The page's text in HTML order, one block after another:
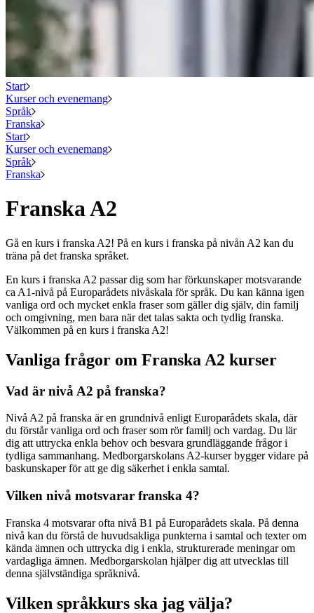
Start
Kurser och evenemang
Språk
Franska
Start
Kurser och evenemang
Språk
Franska
Franska A2
Gå en kurs i franska A2! På en kurs i franska på nivån A2 kan du
träna på det franska språket.
En kurs i franska A2 passar dig som har förkunskaper motsvarande
ca A1-nivå på Europarådets nivåskala för språk. Du kan känna igen
vanliga ord och mycket enkla fraser som gäller dig själv, din familj
och omgivning, men bara när det talas sakta och tydlig franska.
Välkommen på en kurs i franska A2!
Vanliga frågor om Franska A2 kurser
Vad är nivå A2 på franska?
Nivå A2 på franska är en grundnivå enligt Europarådets skala, där
du förstår vanliga ord och fraser som rör familj och vardag. Du lär
dig att uttrycka enkla behov och besvara grundläggande frågor i
tydliga sammanhang. Medborgarskolans A2-kurser bygger vidare på
baskunskaper för att ge dig säkerhet i enkla samtal.
Vilken nivå motsvarar franska 4?
Franska 4 motsvarar ofta nivå B1 på Europarådets skala. På denna
nivå kan du förstå de huvudsakliga punkterna i samtal och texter om
kända ämnen och uttrycka dig i enkla, strukturerade meningar om
vardagliga ämnen. Medborgarskolan hjälper dig att utvecklas till
denna självständiga språknivå.
Vilken språkkurs ska jag välja?